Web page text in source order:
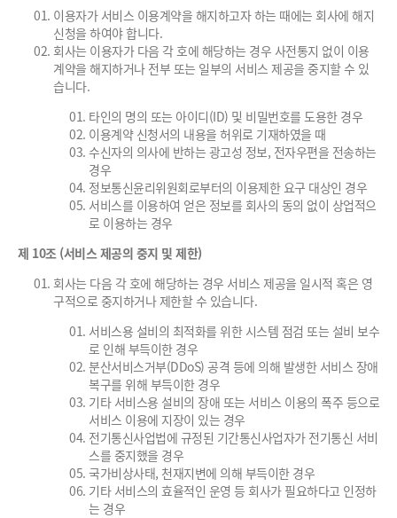
이용자가 서비스 이용계약을 해지하고자 하는 때에는 회사에 해지
신청을 하여야 합니다.
회사는 이용자가 다음 각 호에 해당하는 경우 사전통지 없이 이용
계약을 해지하거나 전부 또는 일부의 서비스 제공을 중지할 수 있
습니다.
타인의 명의 또는 아이디(ID) 및 비밀번호를 도용한 경우
이용계약 신청서의 내용을 허위로 기재하였을 때
수신자의 의사에 반하는 광고성 정보, 전자우편을 전송하는
경우
정보통신윤리위원회로부터의 이용제한 요구 대상인 경우
서비스를 이용하여 얻은 정보를 회사의 동의 없이 상업적으
로 이용하는 경우
제 10조 (서비스 제공의 중지 및 제한)
회사는 다음 각 호에 해당하는 경우 서비스 제공을 일시적 혹은 영
구적으로 중지하거나 제한할 수 있습니다.
서비스용 설비의 최적화를 위한 시스템 점검 또는 설비 보수
로 인해 부득이한 경우
분산서비스거부(DDoS) 공격 등에 의해 발생한 서비스 장애
복구를 위해 부득이한 경우
기타 서비스용 설비의 장애 또는 서비스 이용의 폭주 등으로
서비스 이용에 지장이 있는 경우
전기통신사업법에 규정된 기간통신사업자가 전기통신 서비
스를 중지했을 경우
국가비상사태, 천재지변에 의해 부득이한 경우
기타 서비스의 효율적인 운영 등 회사가 필요하다고 인정하
는 경우